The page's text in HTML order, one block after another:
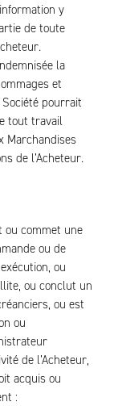
y
de toute
la
et
pourrait
tout travail
Marchandises
de l’Acheteur.
ou commet une
ou de
ou
ou conclut un
ou est
ou
de l’Acheteur,
acquis ou
: